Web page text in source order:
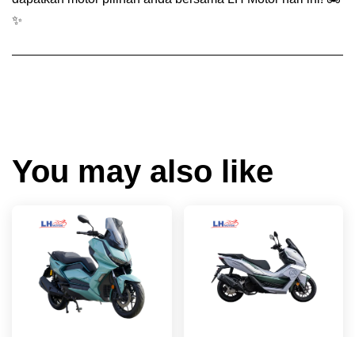
✨
You may also like